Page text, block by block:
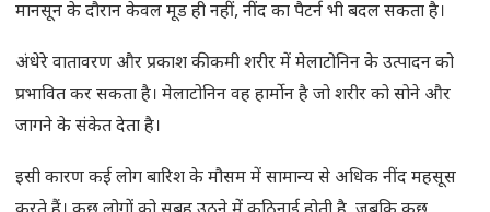
मानसून के दौरान केवल मूड ही नहीं, नींद का पैटर्न भी बदल सकता है।
अंधेरे वातावरण और प्रकाश की कमी शरीर में मेलाटोनिन के उत्पादन को
प्रभावित कर सकता है। मेलाटोनिन वह हार्मोन है जो शरीर को सोने और
जागने के संकेत देता है।
इसी कारण कई लोग बारिश के मौसम में सामान्य से अधिक नींद महसूस